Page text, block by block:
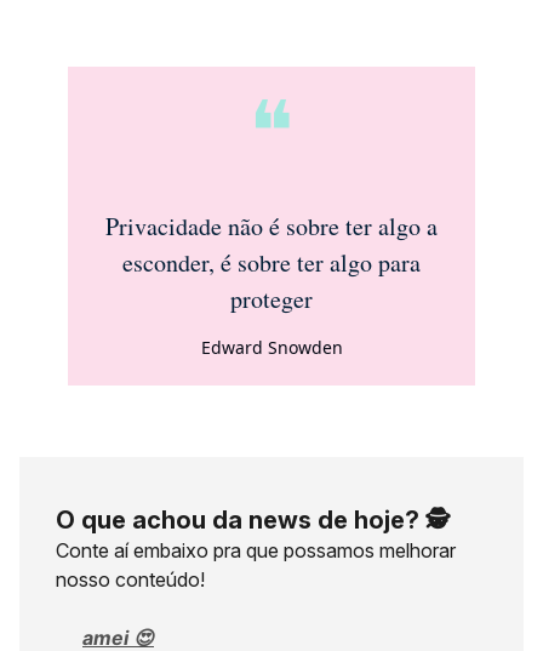
❝
Privacidade não é sobre ter algo a
esconder, é sobre ter algo para
proteger
Edward Snowden
O que achou da news de hoje? 🕵️
Conte aí embaixo pra que possamos melhorar
nosso conteúdo!
amei 😍